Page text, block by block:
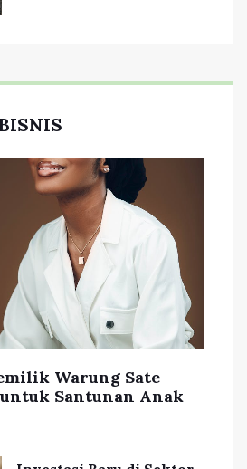
Warung Sate
Santunan Anak